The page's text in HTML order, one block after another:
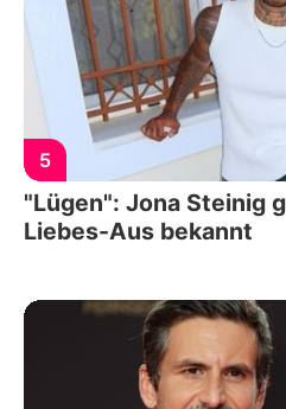
5
"Lügen": Jona Steinig
Liebes-Aus bekannt